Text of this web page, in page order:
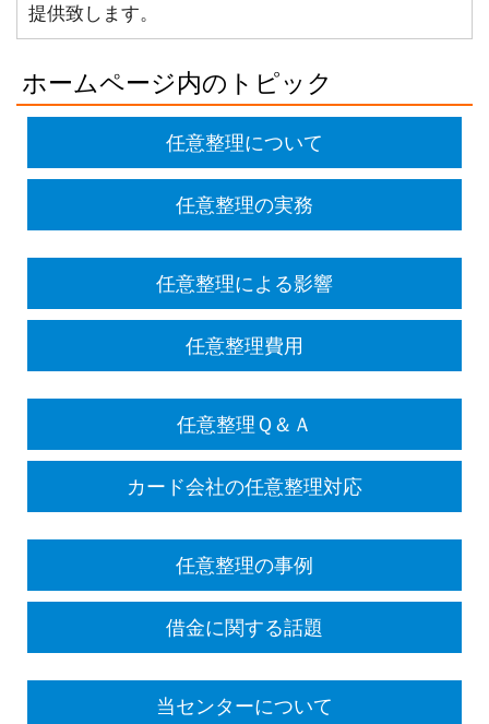
提供致します。
ホームページ内のトピック
任意整理について
任意整理の実務
任意整理による影響
任意整理費用
任意整理Ｑ＆Ａ
カード会社の任意整理対応
任意整理の事例
借金に関する話題
当センターについて